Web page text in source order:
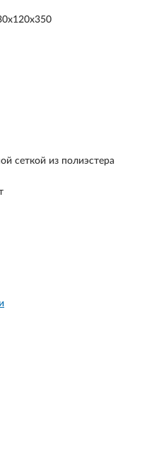
сеткой из полиэстера